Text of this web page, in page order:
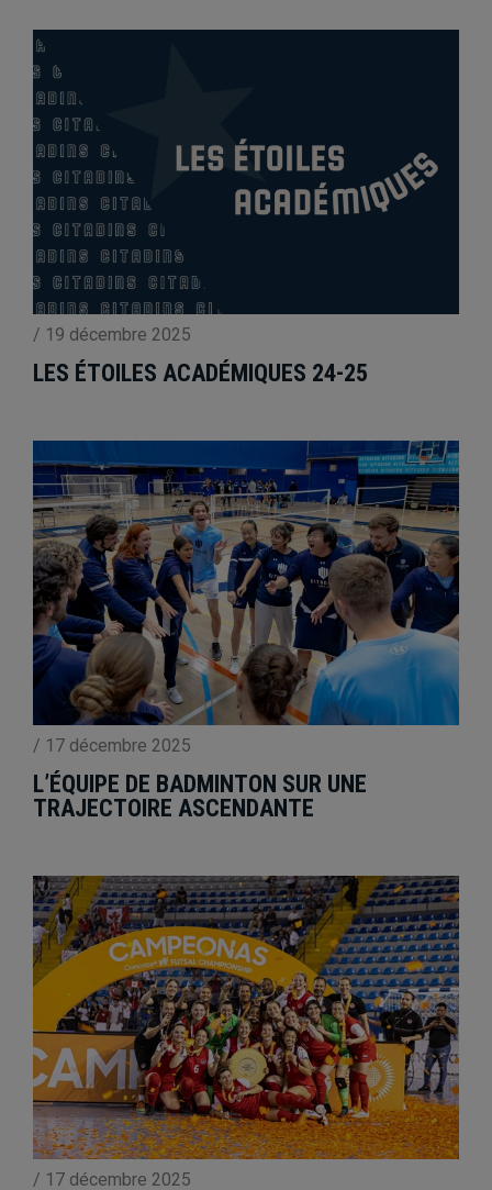
/ 19 décembre 2025
LES ÉTOILES ACADÉMIQUES 24-25
/ 17 décembre 2025
L’ÉQUIPE DE BADMINTON SUR UNE
TRAJECTOIRE ASCENDANTE
/ 17 décembre 2025